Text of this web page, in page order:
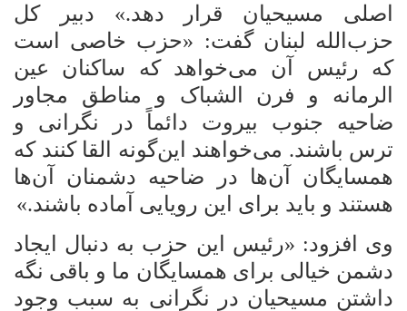
اصلی مسیحیان قرار دهد.» دبیر کل
حزب‌الله لبنان گفت: «حزب خاصی است
که رئیس آن می‌خواهد که ساکنان عین
الرمانه و فرن الشباک و مناطق مجاور
ضاحیه جنوب بیروت دائماً در نگرانی و
ترس باشند. می‌خواهند این‌گونه القا کنند که
همسایگان آن‌ها در ضاحیه دشمنان آن‌ها
هستند و باید برای این رویایی آماده باشند.»
وی افزود: «رئیس این حزب به دنبال ایجاد
دشمن خیالی برای همسایگان ما و باقی نگه
داشتن مسیحیان در نگرانی به سبب وجود